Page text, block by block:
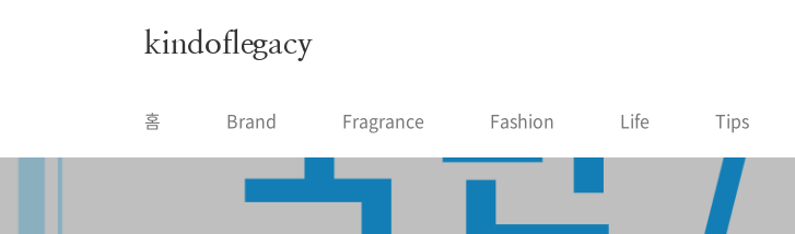
kindoflegacy
홈 Brand Fragrance Fashion Life Tips